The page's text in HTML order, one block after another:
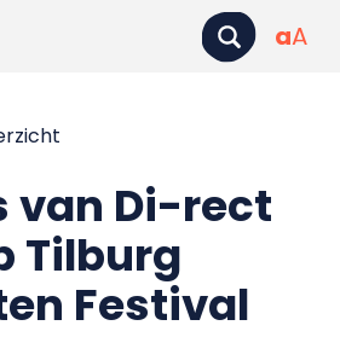
aA
van Di-rect
Tilburg
Festival